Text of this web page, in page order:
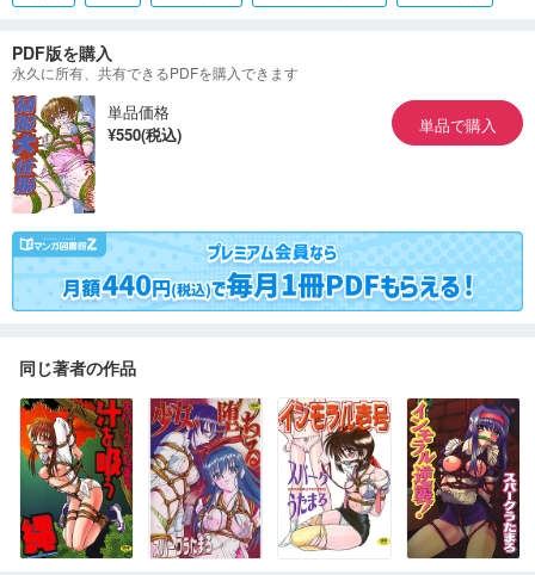
PDF版を購入
永久に所有、共有できるPDFを購入できます
単品価格
¥550(税込)
単品で購入
同じ著者の作品